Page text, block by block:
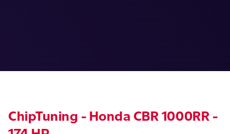
ChipTuning - Honda CBR 1000RR -